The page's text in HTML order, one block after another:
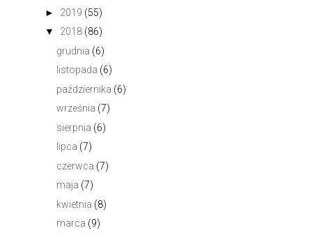
► 2019 (55)
▼
2018 (86)
grudnia (6)
listopada (6)
października (6)
września (7)
sierpnia (6)
lipca (7)
czerwca (7)
maja (7)
kwietnia (8)
marca (9)